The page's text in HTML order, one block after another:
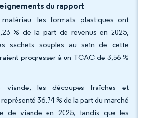
du rapport
les formats plastiques ont
% de la part de revenus en 2025,
sachets souples au sein de cette
progresser à un TCAC de 3,56 %
viande, les découpes fraîches et
36,74 % de la part du marché
de viande en 2025, tandis que les